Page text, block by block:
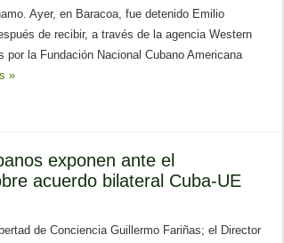
Ayer, en Baracoa, fue detenido Emilio
de recibir, a través de la agencia Western
por la Fundación Nacional Cubano Americana
»
exponen ante el
acuerdo bilateral Cuba-UE
de Conciencia Guillermo Fariñas; el Director